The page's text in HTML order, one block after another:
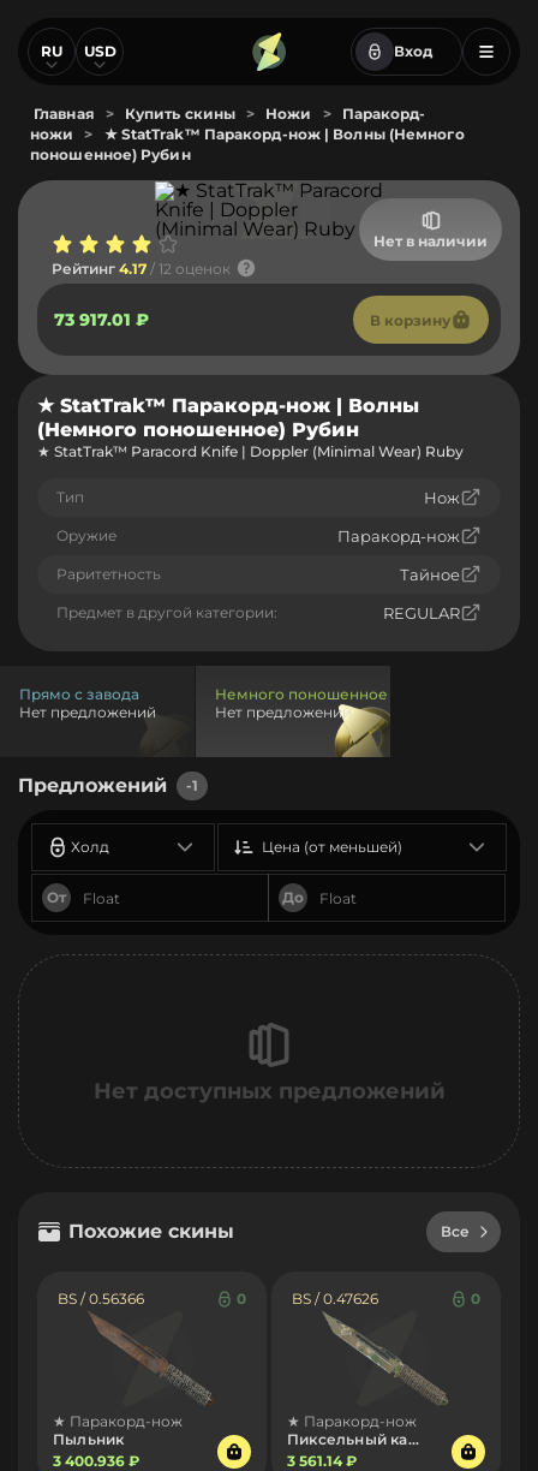
RU USD Вход
Главная > Купить скины > Ножи >
Паракорд-
ножи
>
★ StatTrak™ Паракорд-нож | Волны (Немного
поношенное) Рубин
Нет в наличии
Рейтинг 4.17 / 12 оценок
73 917.01 ₽ В корзину
★ StatTrak™ Паракорд-нож | Волны
(Немного поношенное) Рубин
★ StatTrak™ Paracord Knife | Doppler (Minimal Wear) Ruby
Тип Нож
Оружие Паракорд-нож
Раритетность Тайное
Предмет в другой категории: REGULAR
Прямо с завода
Нет предложений
Немного поношенное
Нет предложений
Предложений -1
Холд
От До
Цена (от меньшей)
Нет доступных предложений
Похожие скины Все
BS / 0.56366 0
★ Паракорд-нож
Пыльник
3 400.936 ₽
BS / 0.47626 0
★ Паракорд-нож
Пиксельный камуфляж «Лес»
3 561.14 ₽